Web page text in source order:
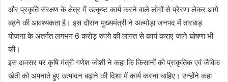
और प्रकृति संरक्षण के क्षेत्र में उत्कृष्ट कार्य करने वाले लोगों से प्रेरणा लेकर आगे
बढ़ने की आवश्यकता है। इस दौरान मुख्यमंत्री ने अल्मोड़ा जनपद में तारबाड़
योजना के अंतर्गत लगभग 6 करोड़ रुपये की लागत से कार्य कराए जाने घोषणा भी
की।
इस अवसर पर कृषि मंत्री गणेश जोशी ने कहा कि किसानों को प्राकृतिक एवं जैविक
खेती को अपनाते हुए उत्पादन बढ़ाने की दिशा में कार्य करना चाहिए। उन्होंने कहा